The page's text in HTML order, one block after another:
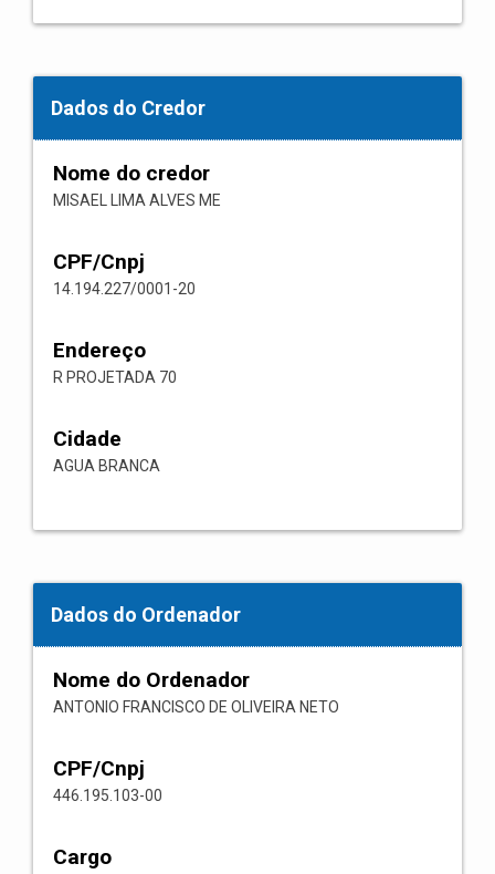
Dados do Credor
Nome do credor
MISAEL LIMA ALVES ME
CPF/Cnpj
14.194.227/0001-20
Endereço
R PROJETADA 70
Cidade
AGUA BRANCA
Dados do Ordenador
Nome do Ordenador
ANTONIO FRANCISCO DE OLIVEIRA NETO
CPF/Cnpj
446.195.103-00
Cargo